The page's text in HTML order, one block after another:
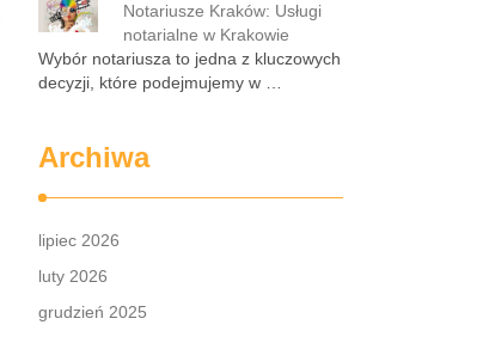
Notariusze Kraków: Usługi
notarialne w Krakowie
Wybór notariusza to jedna z kluczowych
decyzji, które podejmujemy w …
Archiwa
lipiec 2026
luty 2026
grudzień 2025